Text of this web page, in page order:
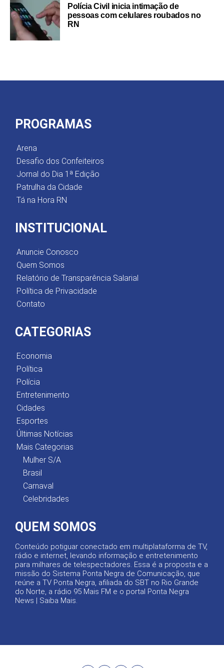
Polícia Civil inicia intimação de
pessoas com celulares roubados no
RN
PROGRAMAS
Arena
Desafio dos Confeiteiros
Jornal do Dia 1ª Edição
Patrulha da Cidade
Tá na Hora RN
INSTITUCIONAL
Anuncie Conosco
Quem Somos
Relatório de Transparência Salarial
Política de Privacidade
Contato
CATEGORIAS
Economia
Política
Polícia
Entretenimento
Cidades
Esportes
Últimas Notícias
Mais Categorias
Mulher S/A
Brasil
Carnaval
Celebridades
QUEM SOMOS
Conteúdo potiguar conectado em multiplataforma de TV,
rádio e internet, levando informação e entretenimento
para milhares de telespectadores. Essa é a proposta e a
missão do Sistema Ponta Negra de Comunicação, que
reúne a TV Ponta Negra, afiliada do SBT no Rio Grande
do Norte, a rádio 95 Mais FM e o portal Ponta Negra
News | Saiba Mais.